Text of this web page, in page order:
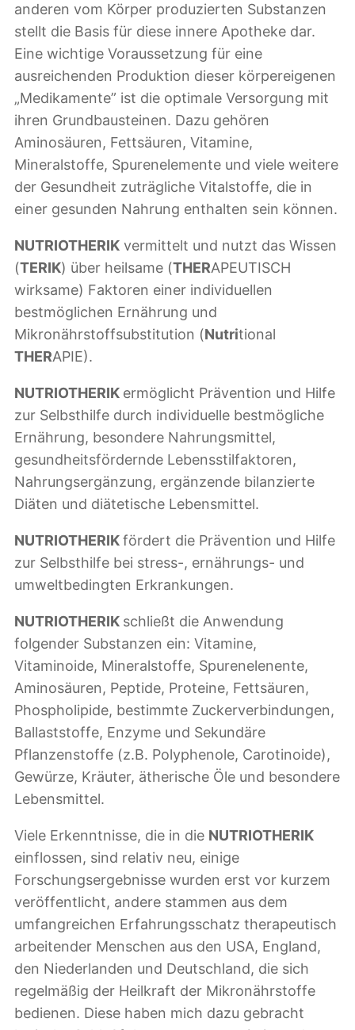
anderen vom Körper produzierten Substanzen
stellt die Basis für diese innere Apotheke dar.
Eine wichtige Voraussetzung für eine
ausreichenden Produktion dieser körpereigenen
„Medikamente” ist die optimale Versorgung mit
ihren Grundbausteinen. Dazu gehören
Aminosäuren, Fettsäuren, Vitamine,
Mineralstoffe, Spurenelemente und viele weitere
der Gesundheit zuträgliche Vitalstoffe, die in
einer gesunden Nahrung enthalten sein können.
NUTRIOTHERIK vermittelt und nutzt das Wissen
(TERIK) über heilsame (THERAPEUTISCH
wirksame) Faktoren einer individuellen
bestmöglichen Ernährung und
Mikronährstoffsubstitution (Nutritional
THERAPIE).
NUTRIOTHERIK ermöglicht Prävention und Hilfe
zur Selbsthilfe durch individuelle bestmögliche
Ernährung, besondere Nahrungsmittel,
gesundheitsfördernde Lebensstilfaktoren,
Nahrungsergänzung, ergänzende bilanzierte
Diäten und diätetische Lebensmittel.
NUTRIOTHERIKfördert die Prävention und Hilfe
zur Selbsthilfe bei stress-, ernährungs- und
umweltbedingten Erkrankungen.
NUTRIOTHERIK schließt die Anwendung
folgender Substanzen ein: Vitamine,
Vitaminoide, Mineralstoffe, Spurenelenente,
Aminosäuren, Peptide, Proteine, Fettsäuren,
Phospholipide, bestimmte Zuckerverbindungen,
Ballaststoffe, Enzyme und Sekundäre
Pflanzenstoffe (z.B. Polyphenole, Carotinoide),
Gewürze, Kräuter, ätherische Öle und besondere
Lebensmittel.
Viele Erkenntnisse, die in die NUTRIOTHERIK
einflossen, sind relativ neu, einige
Forschungsergebnisse wurden erst vor kurzem
veröffentlicht, andere stammen aus dem
umfangreichen Erfahrungsschatz therapeutisch
arbeitender Menschen aus den USA, England,
den Niederlanden und Deutschland, die sich
regelmäßig der Heilkraft der Mikronährstoffe
bedienen. Diese haben mich dazu gebracht